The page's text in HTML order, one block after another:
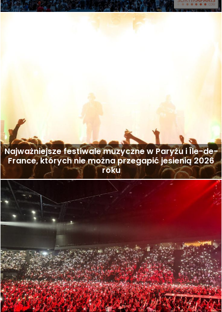
Najważniejsze festiwale muzyczne w Paryżu i Île-de-
France, których nie można przegapić jesienią 2026
roku